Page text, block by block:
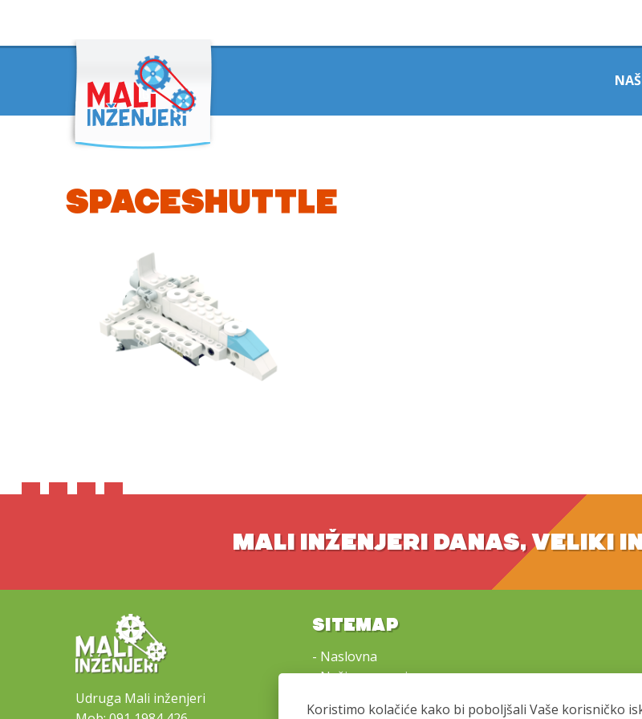
SPACESHUTTLE
Koristimo kolačiće kako bi poboljšali Vaše korisničko
MALI INŽENJERI DANAS, VELIKI
Udruga Mali inženjeri
SITEMAP
- Naslovna
-Naši programi